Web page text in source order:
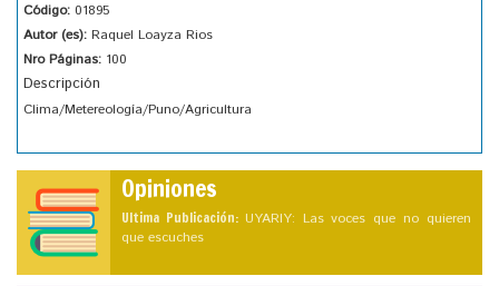
Código: 01895
Autor (es): Raquel Loayza Rios
Nro Páginas: 100
Descripción
Clima/Metereología/Puno/Agricultura
Opiniones
Ultima Publicación: UYARIY: Las voces que no quieren
que escuches